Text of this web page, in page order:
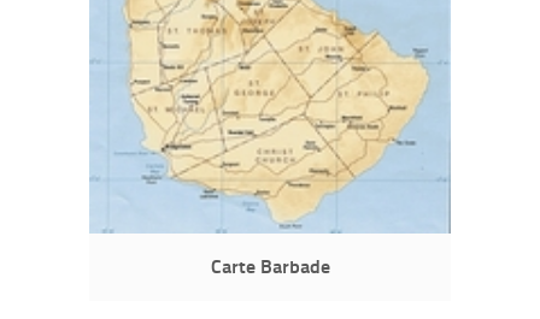
Carte Barbade